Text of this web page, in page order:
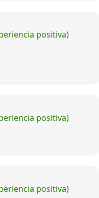
positiva)
positiva)
positiva)